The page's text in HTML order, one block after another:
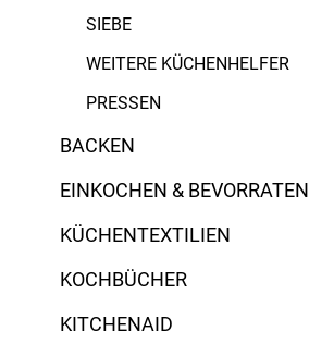
SIEBE
WEITERE KÜCHENHELFER
PRESSEN
BACKEN
EINKOCHEN & BEVORRATEN
KÜCHENTEXTILIEN
KOCHBÜCHER
KITCHENAID
Buchenholz
Cromargan Edelstahl
Edelstahl
Edelstahlklinge
ASA Selection
Microplane
Peugeot